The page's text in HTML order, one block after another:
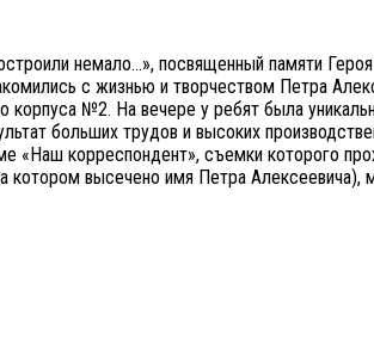
немало…», посвященный памяти
с жизнью и творчеством Петра
№2. На вечере у ребят была
больших трудов и высоких
корреспондент», съемки которого
высечено имя Петра